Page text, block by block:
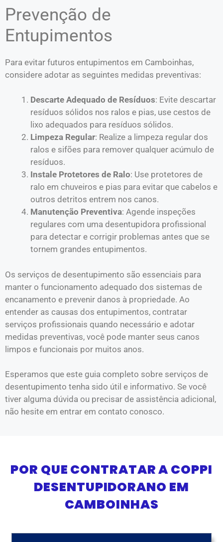
Prevenção de
Entupimentos
Para evitar futuros entupimentos em Camboinhas,
considere adotar as seguintes medidas preventivas:
Descarte Adequado de Resíduos: Evite descartar
resíduos sólidos nos ralos e pias, use cestos de
lixo adequados para resíduos sólidos.
Limpeza Regular: Realize a limpeza regular dos
ralos e sifões para remover qualquer acúmulo de
resíduos.
Instale Protetores de Ralo: Use protetores de
ralo em chuveiros e pias para evitar que cabelos e
outros detritos entrem nos canos.
Manutenção Preventiva: Agende inspeções
regulares com uma desentupidora profissional
para detectar e corrigir problemas antes que se
tornem grandes entupimentos.
Os serviços de desentupimento são essenciais para
manter o funcionamento adequado dos sistemas de
encanamento e prevenir danos à propriedade. Ao
entender as causas dos entupimentos, contratar
serviços profissionais quando necessário e adotar
medidas preventivas, você pode manter seus canos
limpos e funcionais por muitos anos.
Esperamos que este guia completo sobre serviços de
desentupimento tenha sido útil e informativo. Se você
tiver alguma dúvida ou precisar de assistência adicional,
não hesite em entrar em contato conosco.
POR QUE CONTRATAR A COPPI
DESENTUPIDORANO EM
CAMBOINHAS